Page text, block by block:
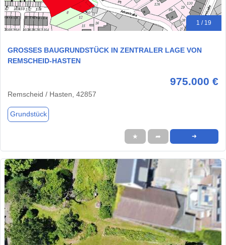
1 / 19
GROSSES BAUGRUNDSTÜCK IN ZENTRALER LAGE VON
REMSCHEID-HASTEN
975.000 €
Remscheid / Hasten, 42857
Grundstück
★ ➦ ➜